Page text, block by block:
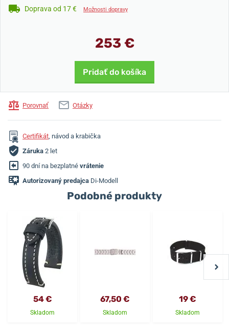
Doprava od 17 € Možnosti dopravy
253 €
Pridať do košíka
Porovnať Otázky
Certifikát, návod a krabička
Záruka 2 let
90 dní na bezplatné vrátenie
Autorizovaný predajca Di-Modell
Podobné produkty
54 €
Skladom
67,50 €
Skladom
19 €
Skladom